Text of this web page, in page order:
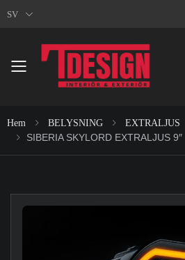
SV
Toggle mobile menu
Hem BELYSNING EXTRALJUS
SIBERIA SKYLORD EXTRALJUS 9″